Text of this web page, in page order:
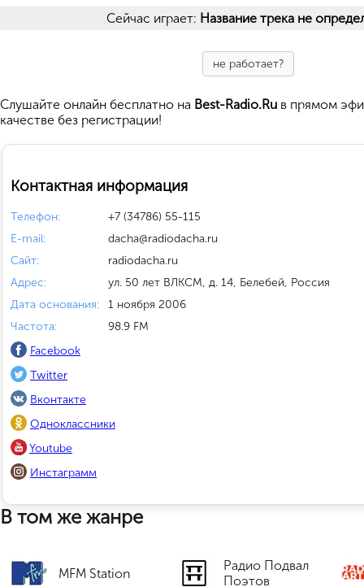
Сейчас играет: Название трека не
не работает?
Cлушайте онлайн бесплатно на Best-Radio.Ru в прямом
качестве без регистрации!
Контактная информация
Телефон:
+7 (34786) 55-115
E-mail:
dacha@radiodacha.ru
Сайт:
radiodacha.ru
Адрес:
ул. 50 лет ВЛКСМ, д. 14, Белебей, Россия
Дата основания:
1 ноября 2006
Частота:
98.9 FM
Facebook
Twitter
Вконтакте
Одноклассники
Youtube
Инстаграмм
В том же жанре
MFM Station
Радио Подвал
Поэтов